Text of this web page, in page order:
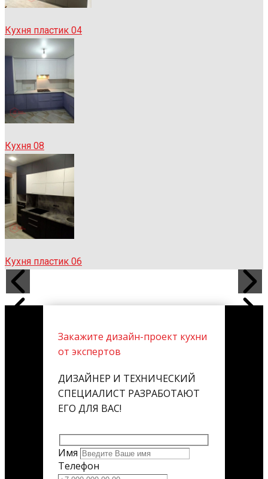
Кухня пластик 04
Кухня 08
Кухня пластик 06
Закажите дизайн-проект кухни
от экспертов
ДИЗАЙНЕР И ТЕХНИЧЕСКИЙ
СПЕЦИАЛИСТ РАЗРАБОТАЮТ
ЕГО ДЛЯ ВАС!
Имя
Телефон